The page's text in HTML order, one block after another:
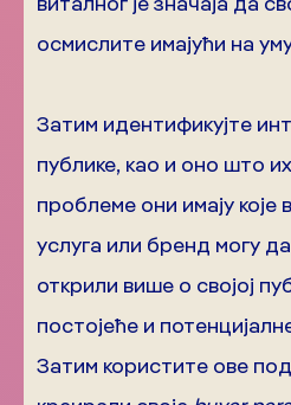
осмислите имајући на
Затим идентификујте
публике, као и оно што
проблеме они имају
услуга или бренд могу
открили више о својој
постојеће и
Затим користите ове